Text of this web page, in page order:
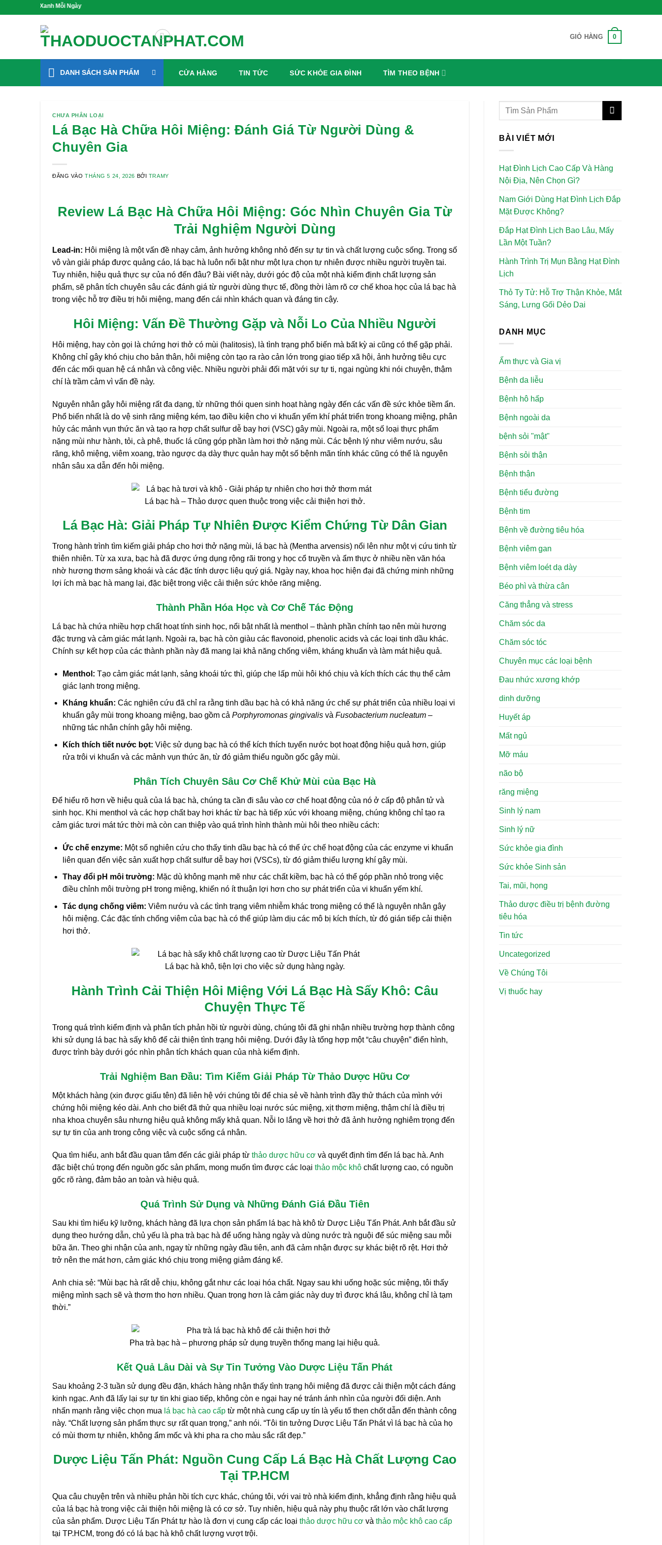
Xanh Mỗi Ngày
GIỎ HÀNG 0
DANH SÁCH SẢN PHẨM CỬA HÀNG TIN TỨC SỨC KHỎE GIA ĐÌNH TÌM THEO BỆNH
CHƯA PHÂN LOẠI
Lá Bạc Hà Chữa Hôi Miệng: Đánh Giá Từ Người Dùng &
Chuyên Gia
ĐĂNG VÀOTHÁNG 5 24, 2026 BỞI TRAMY
Review Lá Bạc Hà Chữa Hôi Miệng: Góc Nhìn Chuyên Gia Từ
Trải Nghiệm Người Dùng
Lead-in: Hôi miệng là một vấn đề nhạy cảm, ảnh hưởng không nhỏ đến sự tự tin và chất lượng cuộc sống. Trong số
vô vàn giải pháp được quảng cáo, lá bạc hà luôn nổi bật như một lựa chọn tự nhiên được nhiều người truyền tai.
Tuy nhiên, hiệu quả thực sự của nó đến đâu? Bài viết này, dưới góc độ của một nhà kiểm định chất lượng sản
phẩm, sẽ phân tích chuyên sâu các đánh giá từ người dùng thực tế, đồng thời làm rõ cơ chế khoa học của lá bạc hà
trong việc hỗ trợ điều trị hôi miệng, mang đến cái nhìn khách quan và đáng tin cậy.
Hôi Miệng: Vấn Đề Thường Gặp và Nỗi Lo Của Nhiều Người
Hôi miệng, hay còn gọi là chứng hơi thở có mùi (halitosis), là tình trạng phổ biến mà bất kỳ ai cũng có thể gặp phải.
Không chỉ gây khó chịu cho bản thân, hôi miệng còn tạo ra rào cản lớn trong giao tiếp xã hội, ảnh hưởng tiêu cực
đến các mối quan hệ cá nhân và công việc. Nhiều người phải đối mặt với sự tự ti, ngại ngùng khi nói chuyện, thậm
chí là trầm cảm vì vấn đề này.
Nguyên nhân gây hôi miệng rất đa dạng, từ những thói quen sinh hoạt hàng ngày đến các vấn đề sức khỏe tiềm ẩn.
Phổ biến nhất là do vệ sinh răng miệng kém, tạo điều kiện cho vi khuẩn yếm khí phát triển trong khoang miệng, phân
hủy các mảnh vụn thức ăn và tạo ra hợp chất sulfur dễ bay hơi (VSC) gây mùi. Ngoài ra, một số loại thực phẩm
nặng mùi như hành, tỏi, cà phê, thuốc lá cũng góp phần làm hơi thở nặng mùi. Các bệnh lý như viêm nướu, sâu
răng, khô miệng, viêm xoang, trào ngược dạ dày thực quản hay một số bệnh mãn tính khác cũng có thể là nguyên
nhân sâu xa dẫn đến hôi miệng.
Lá bạc hà – Thảo dược quen thuộc trong việc cải thiện hơi thở.
Lá Bạc Hà: Giải Pháp Tự Nhiên Được Kiểm Chứng Từ Dân Gian
Trong hành trình tìm kiếm giải pháp cho hơi thở nặng mùi, lá bạc hà (Mentha arvensis) nổi lên như một vị cứu tinh từ
thiên nhiên. Từ xa xưa, bạc hà đã được ứng dụng rộng rãi trong y học cổ truyền và ẩm thực ở nhiều nền văn hóa
nhờ hương thơm sảng khoái và các đặc tính dược liệu quý giá. Ngày nay, khoa học hiện đại đã chứng minh những
lợi ích mà bạc hà mang lại, đặc biệt trong việc cải thiện sức khỏe răng miệng.
Thành Phần Hóa Học và Cơ Chế Tác Động
Lá bạc hà chứa nhiều hợp chất hoạt tính sinh học, nổi bật nhất là menthol – thành phần chính tạo nên mùi hương
đặc trưng và cảm giác mát lạnh. Ngoài ra, bạc hà còn giàu các flavonoid, phenolic acids và các loại tinh dầu khác.
Chính sự kết hợp của các thành phần này đã mang lại khả năng chống viêm, kháng khuẩn và làm mát hiệu quả.
Menthol: Tạo cảm giác mát lạnh, sảng khoái tức thì, giúp che lấp mùi hôi khó chịu và kích thích các thụ thể cảm
giác lạnh trong miệng.
Kháng khuẩn: Các nghiên cứu đã chỉ ra rằng tinh dầu bạc hà có khả năng ức chế sự phát triển của nhiều loại vi
khuẩn gây mùi trong khoang miệng, bao gồm cả Porphyromonas gingivalisvà Fusobacterium nucleatum–
những tác nhân chính gây hôi miệng.
Kích thích tiết nước bọt: Việc sử dụng bạc hà có thể kích thích tuyến nước bọt hoạt động hiệu quả hơn, giúp
rửa trôi vi khuẩn và các mảnh vụn thức ăn, từ đó giảm thiểu nguồn gốc gây mùi.
Phân Tích Chuyên Sâu Cơ Chế Khử Mùi của Bạc Hà
Để hiểu rõ hơn về hiệu quả của lá bạc hà, chúng ta cần đi sâu vào cơ chế hoạt động của nó ở cấp độ phân tử và
sinh học. Khi menthol và các hợp chất bay hơi khác từ bạc hà tiếp xúc với khoang miệng, chúng không chỉ tạo ra
cảm giác tươi mát tức thời mà còn can thiệp vào quá trình hình thành mùi hôi theo nhiều cách:
Ức chế enzyme: Một số nghiên cứu cho thấy tinh dầu bạc hà có thể ức chế hoạt động của các enzyme vi khuẩn
liên quan đến việc sản xuất hợp chất sulfur dễ bay hơi (VSCs), từ đó giảm thiểu lượng khí gây mùi.
Thay đổi pH môi trường: Mặc dù không mạnh mẽ như các chất kiềm, bạc hà có thể góp phần nhỏ trong việc
điều chỉnh môi trường pH trong miệng, khiến nó ít thuận lợi hơn cho sự phát triển của vi khuẩn yếm khí.
Tác dụng chống viêm: Viêm nướu và các tình trạng viêm nhiễm khác trong miệng có thể là nguyên nhân gây
hôi miệng. Các đặc tính chống viêm của bạc hà có thể giúp làm dịu các mô bị kích thích, từ đó gián tiếp cải thiện
hơi thở.
Lá bạc hà khô, tiện lợi cho việc sử dụng hàng ngày.
Hành Trình Cải Thiện Hôi Miệng Với Lá Bạc Hà Sấy Khô: Câu
Chuyện Thực Tế
Trong quá trình kiểm định và phân tích phản hồi từ người dùng, chúng tôi đã ghi nhận nhiều trường hợp thành công
khi sử dụng lá bạc hà sấy khô để cải thiện tình trạng hôi miệng. Dưới đây là tổng hợp một “câu chuyện” điển hình,
được trình bày dưới góc nhìn phân tích khách quan của nhà kiểm định.
Trải Nghiệm Ban Đầu: Tìm Kiếm Giải Pháp Từ Thảo Dược Hữu Cơ
Một khách hàng (xin được giấu tên) đã liên hệ với chúng tôi để chia sẻ về hành trình đầy thử thách của mình với
chứng hôi miệng kéo dài. Anh cho biết đã thử qua nhiều loại nước súc miệng, xịt thơm miệng, thậm chí là điều trị
nha khoa chuyên sâu nhưng hiệu quả không mấy khả quan. Nỗi lo lắng về hơi thở đã ảnh hưởng nghiêm trọng đến
sự tự tin của anh trong công việc và cuộc sống cá nhân.
Qua tìm hiểu, anh bắt đầu quan tâm đến các giải pháp từ thảo dược hữu cơ và quyết định tìm đến lá bạc hà. Anh
đặc biệt chú trọng đến nguồn gốc sản phẩm, mong muốn tìm được các loại thảo mộc khô chất lượng cao, có nguồn
gốc rõ ràng, đảm bảo an toàn và hiệu quả.
Quá Trình Sử Dụng và Những Đánh Giá Đầu Tiên
Sau khi tìm hiểu kỹ lưỡng, khách hàng đã lựa chọn sản phẩm lá bạc hà khô từ Dược Liệu Tấn Phát. Anh bắt đầu sử
dụng theo hướng dẫn, chủ yếu là pha trà bạc hà để uống hàng ngày và dùng nước trà nguội để súc miệng sau mỗi
bữa ăn. Theo ghi nhận của anh, ngay từ những ngày đầu tiên, anh đã cảm nhận được sự khác biệt rõ rệt. Hơi thở
trở nên the mát hơn, cảm giác khó chịu trong miệng giảm đáng kể.
Anh chia sẻ: “Mùi bạc hà rất dễ chịu, không gắt như các loại hóa chất. Ngay sau khi uống hoặc súc miệng, tôi thấy
miệng mình sạch sẽ và thơm tho hơn nhiều. Quan trọng hơn là cảm giác này duy trì được khá lâu, không chỉ là tạm
thời.”
Pha trà bạc hà – phương pháp sử dụng truyền thống mang lại hiệu quả.
Kết Quả Lâu Dài và Sự Tin Tưởng Vào Dược Liệu Tấn Phát
Sau khoảng 2-3 tuần sử dụng đều đặn, khách hàng nhận thấy tình trạng hôi miệng đã được cải thiện một cách đáng
kinh ngạc. Anh đã lấy lại sự tự tin khi giao tiếp, không còn e ngại hay né tránh ánh nhìn của người đối diện. Anh
nhấn mạnh rằng việc chọn mua lá bạc hà cao cấp từ một nhà cung cấp uy tín là yếu tố then chốt dẫn đến thành công
này. “Chất lượng sản phẩm thực sự rất quan trọng,” anh nói. “Tôi tin tưởng Dược Liệu Tấn Phát vì lá bạc hà của họ
có mùi thơm tự nhiên, không ẩm mốc và khi pha ra cho màu sắc rất đẹp.”
Dược Liệu Tấn Phát: Nguồn Cung Cấp Lá Bạc Hà Chất Lượng Cao
Tại TP.HCM
Qua câu chuyện trên và nhiều phản hồi tích cực khác, chúng tôi, với vai trò nhà kiểm định, khẳng định rằng hiệu quả
của lá bạc hà trong việc cải thiện hôi miệng là có cơ sở. Tuy nhiên, hiệu quả này phụ thuộc rất lớn vào chất lượng
của sản phẩm. Dược Liệu Tấn Phát tự hào là đơn vị cung cấp các loại thảo dược hữu cơ và thảo mộc khô cao cấp
tại TP.HCM, trong đó có lá bạc hà khô chất lượng vượt trội.
BÀI VIẾT MỚI
Hạt Đình Lịch Cao Cấp Và Hàng
Nội Địa, Nên Chọn Gì?
Nam Giới Dùng Hạt Đình Lịch Đắp
Mặt Được Không?
Đắp Hạt Đình Lịch Bao Lâu, Mấy
Lần Một Tuần?
Hành Trình Trị Mụn Bằng Hạt Đình
Lịch
Thỏ Ty Tử: Hỗ Trợ Thận Khỏe, Mắt
Sáng, Lưng Gối Dẻo Dai
DANH MỤC
Ẩm thực và Gia vị
Bệnh da liễu
Bệnh hô hấp
Bệnh ngoài da
bệnh sỏi "mật"
Bệnh sỏi thận
Bệnh thận
Bệnh tiểu đường
Bệnh tim
Bệnh về đường tiêu hóa
Bệnh viêm gan
Bệnh viêm loét dạ dày
Béo phì và thừa cân
Căng thẳng và stress
Chăm sóc da
Chăm sóc tóc
Chuyên mục các loại bệnh
Đau nhức xương khớp
dinh dưỡng
Huyết áp
Mất ngủ
Mỡ máu
não bộ
răng miệng
Sinh lý nam
Sinh lý nữ
Sức khỏe gia đình
Sức khỏe Sinh sản
Tai, mũi, họng
Thảo dược điều trị bệnh đường
tiêu hóa
Tin tức
Uncategorized
Về Chúng Tôi
Vị thuốc hay